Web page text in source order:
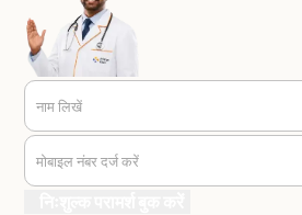
नाम लिखें
मोबाइल नंबर दर्ज करें